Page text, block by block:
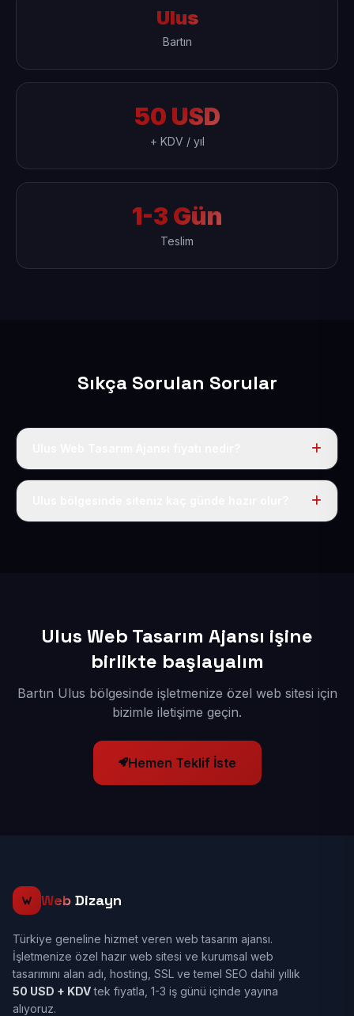
Ulus
Bartın
50 USD
+ KDV / yıl
1-3 Gün
Teslim
Sıkça Sorulan Sorular
Tek fiyat uygulanır: yıllık 50 USD + KDV. Bu bedele alan
Ulus Web Tasarım Ajansı işine
birlikte başlayalım
Bartın Ulus bölgesinde işletmenize özel web sitesi için
bizimle iletişime geçin.
Hemen Teklif İste
Web Dizayn
Türkiye geneline hizmet veren web tasarım ajansı.
İşletmenize özel hazır web sitesi ve kurumsal web
tasarımını alan adı, hosting, SSL ve temel SEO dahil yıllık
50 USD + KDVtek fiyatla, 1-3 iş günü içinde yayına
alıyoruz.